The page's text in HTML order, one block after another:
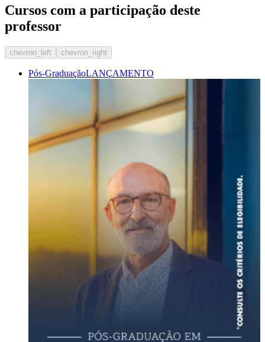
Cursos com a participação deste
professor
chevron_left chevron_right
Pós-GraduaçãoLANÇAMENTO